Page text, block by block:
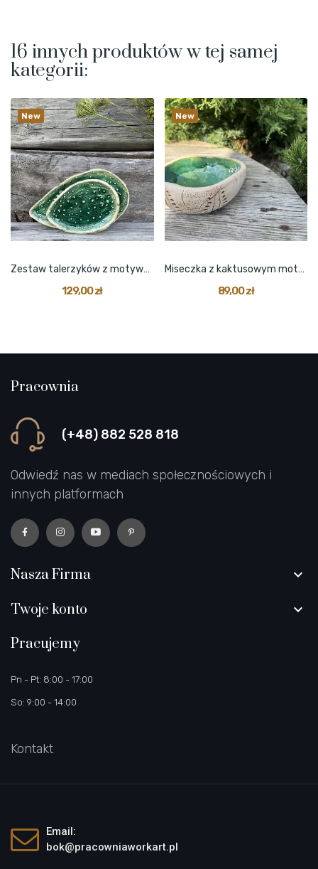
16 innych produktów w tej samej
kategorii:
New
Zestaw talerzyków z motywem kaktusa z...
129,00 zł
New
Miseczka z kaktusowym motywem beżowa zielona
89,00 zł
Pracownia
(+48) 882 528 818
Odwiedź nas w mediach społecznościowych i
innych platformach
Nasza Firma 
Twoje konto 
Pracujemy
Pn - Pt: 8:00 - 17:00
So: 9:00 - 14:00
Kontakt
Email:
bok@pracowniaworkart.pl